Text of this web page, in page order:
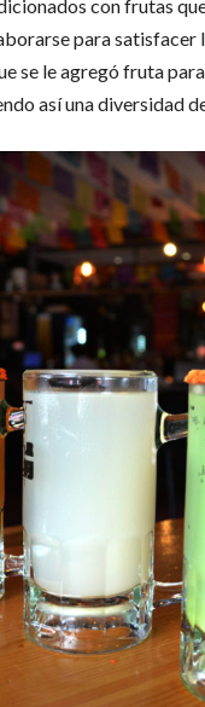
con frutas
para satisfacer
se le agregó fruta
así una diversidad